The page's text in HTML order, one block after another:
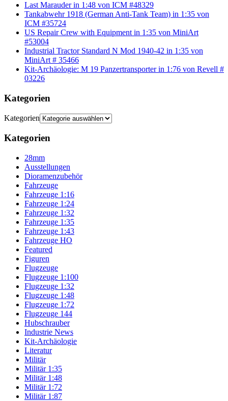
Last Marauder in 1:48 von ICM #48329
Tankabwehr 1918 (German Anti-Tank Team) in 1:35 von
ICM #35724
US Repair Crew with Equipment in 1:35 von MiniArt
#53004
Industrial Tractor Standard N Mod 1940-42 in 1:35 von
MiniArt # 35466
Kit-Archäologie: M 19 Panzertransporter in 1:76 von Revell #
03226
Kategorien
Kategorien
Kategorien
28mm
Ausstellungen
Dioramenzubehör
Fahrzeuge
Fahrzeuge 1:16
Fahrzeuge 1:24
Fahrzeuge 1:32
Fahrzeuge 1:35
Fahrzeuge 1:43
Fahrzeuge HO
Featured
Figuren
Flugzeuge
Flugzeuge 1:100
Flugzeuge 1:32
Flugzeuge 1:48
Flugzeuge 1:72
Flugzeuge 144
Hubschrauber
Industrie News
Kit-Archäologie
Literatur
Militär
Militär 1:35
Militär 1:48
Militär 1:72
Militär 1:87